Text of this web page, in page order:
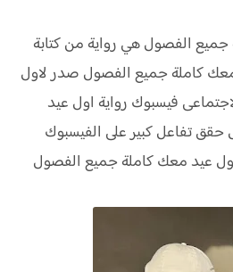
الفصول هي رواية من كتابة
كاملة جميع الفصول صدر لاول
فيسبوك رواية اول عيد
حققتفاعل كبير على الفيسبوك
عيد معك كاملة جميع الفصول